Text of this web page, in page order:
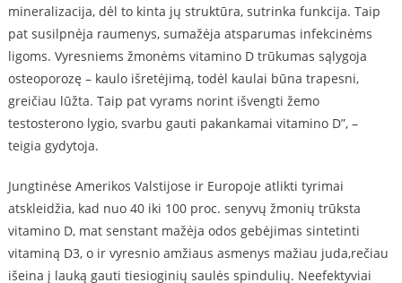
mineralizacija, dėl to kinta jų struktūra, sutrinka funkcija. Taip
pat susilpnėja raumenys, sumažėja atsparumas infekcinėms
ligoms. Vyresniems žmonėms vitamino D trūkumas sąlygoja
osteoporozę – kaulo išretėjimą, todėl kaulai būna trapesni,
greičiau lūžta. Taip pat vyrams norint išvengti žemo
testosterono lygio, svarbu gauti pakankamai vitamino D”, –
teigia gydytoja.
Jungtinėse Amerikos Valstijose ir Europoje atlikti tyrimai
atskleidžia, kad nuo 40 iki 100 proc. senyvų žmonių trūksta
vitamino D, mat senstant mažėja odos gebėjimas sintetinti
vitaminą D3, o ir vyresnio amžiaus asmenys mažiau juda,rečiau
išeina į lauką gauti tiesioginių saulės spindulių. Neefektyviai